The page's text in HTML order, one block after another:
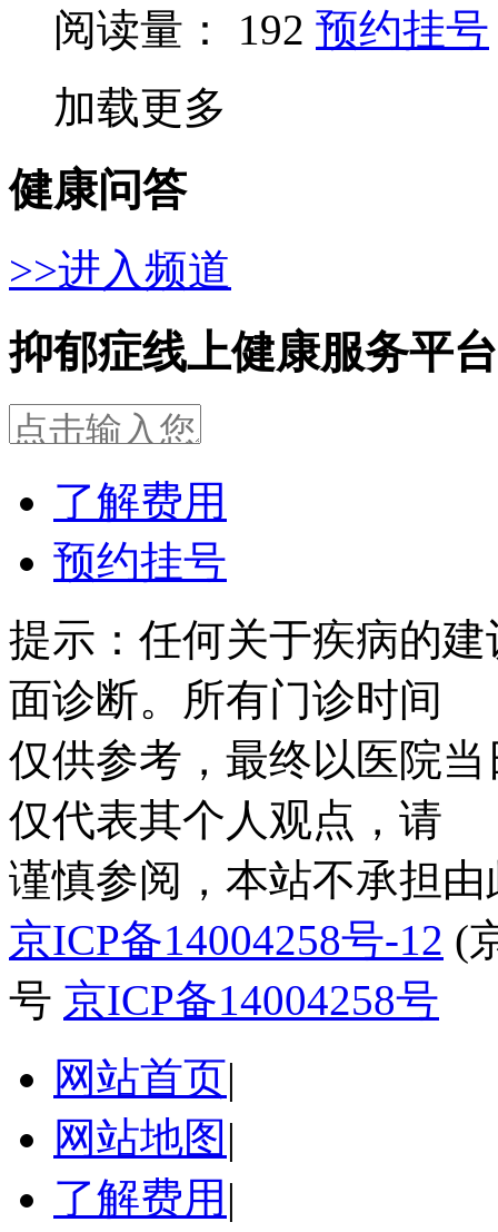
阅读量： 192 预约挂号
加载更多
健康问答
>>进入频道
抑郁症线上健康服务平台
了解费用
预约挂号
提示：任何关于疾病的
面诊断。所有门诊时间
仅供参考，最终以医院
仅代表其个人观点，请
谨慎参阅，本站不承担
京ICP备14004258号-12 (
号 京ICP备14004258号
网站首页|
网站地图 |
了解费用 |